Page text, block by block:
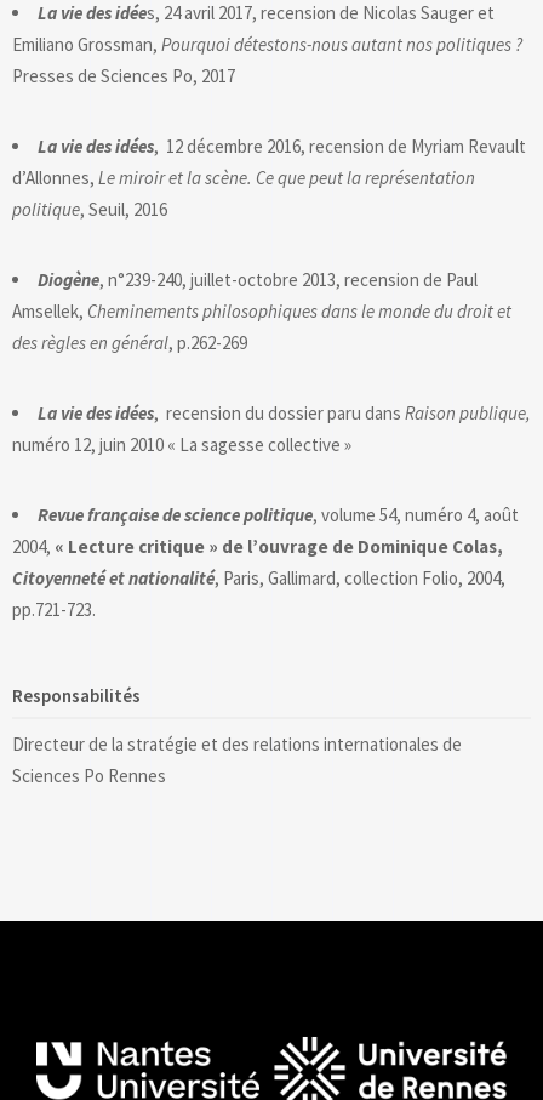
La vie des idées, 24 avril 2017, recension de Nicolas Sauger et
Emiliano Grossman, Pourquoi détestons-nous autant nos politiques ?
Presses de Sciences Po, 2017
La vie des idées, 12 décembre 2016, recension de Myriam Revault
d’Allonnes, Le miroir et la scène. Ce que peut la représentation
politique, Seuil, 2016
Diogène, n°239-240, juillet-octobre 2013, recension de Paul
Amsellek, Cheminements philosophiques dans le monde du droit et
des règles en général, p.262-269
La vie des idées, recension du dossier paru dans Raison publique,
numéro 12, juin 2010 « La sagesse collective »
Revue française de science politique, volume 54, numéro 4, août
2004, « Lecture critique » de l’ouvrage de Dominique Colas,
Citoyenneté et nationalité, Paris, Gallimard, collection Folio, 2004,
pp.721-723.
Responsabilités
Directeur de la stratégie et des relations internationales de
Sciences Po Rennes